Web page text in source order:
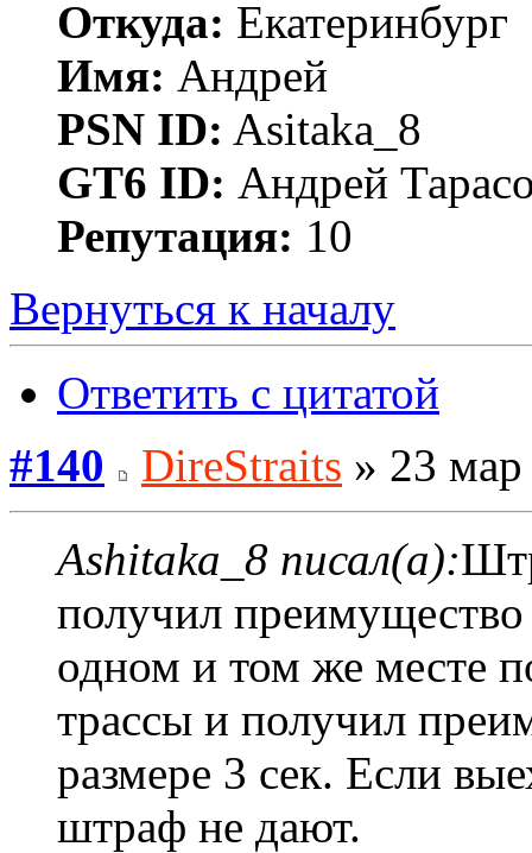
Откуда: Екатеринбург
Имя: Андрей
PSN ID: Asitaka_8
GT6 ID: Андрей
Репутация: 10
Вернуться к началу
Ответить с цитатой
#140
DireStraits » 23
Ashitaka_8 писал(а):
получил
одном и том же месте
трассы и получил
размере 3 сек. Если
штраф не дают.